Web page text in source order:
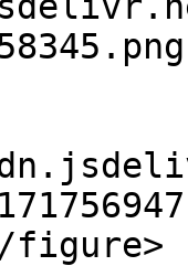
figure>